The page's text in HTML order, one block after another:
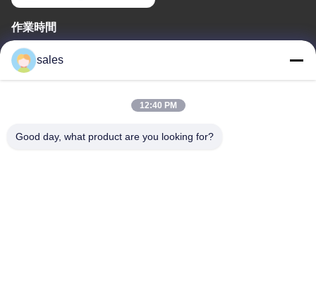
作業時間
8:30-17:30
住所
広州市510800 中国
sales
12:40 PM
Good day, what product are you looking for?